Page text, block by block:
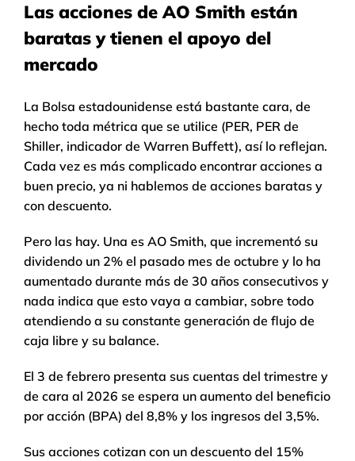
Las acciones de AO Smith están
baratas y tienen el apoyo del
mercado
La Bolsa estadounidense está bastante cara, de
hecho toda métrica que se utilice (PER, PER de
Shiller, indicador de Warren Buffett), así lo reflejan.
Cada vez es más complicado encontrar acciones a
buen precio, ya ni hablemos de acciones baratas y
con descuento.
Pero las hay. Una es AO Smith, que incrementó su
dividendo un 2% el pasado mes de octubre y lo ha
aumentado durante más de 30 años consecutivos y
nada indica que esto vaya a cambiar, sobre todo
atendiendo a su constante generación de flujo de
caja libre y su balance.
El 3 de febrero presenta sus cuentas del trimestre y
de cara al 2026 se espera un aumento del beneficio
por acción (BPA) del 8,8% y los ingresos del 3,5%.
Sus acciones cotizan con un descuento del 15%